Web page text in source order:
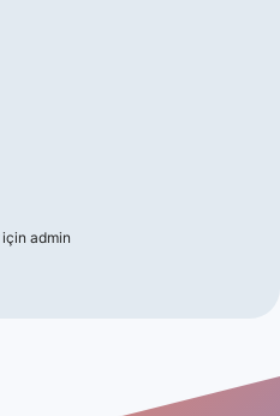
için admin